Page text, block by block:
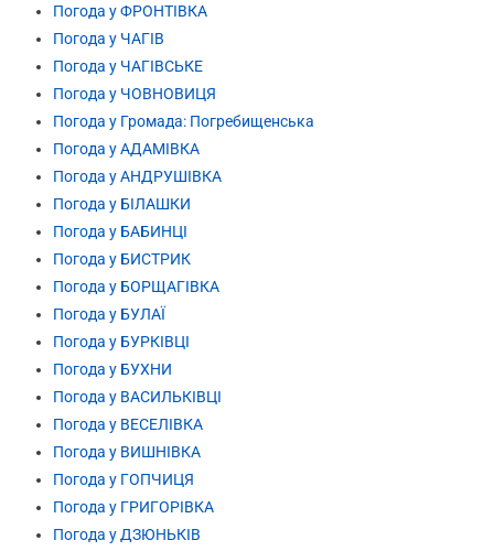
Погода у ФРОНТІВКА
Погода у ЧАГІВ
Погода у ЧАГІВСЬКЕ
Погода у ЧОВНОВИЦЯ
Погода у Громада: Погребищенська
Погода у АДАМІВКА
Погода у АНДРУШІВКА
Погода у БІЛАШКИ
Погода у БАБИНЦІ
Погода у БИСТРИК
Погода у БОРЩАГІВКА
Погода у БУЛАЇ
Погода у БУРКІВЦІ
Погода у БУХНИ
Погода у ВАСИЛЬКІВЦІ
Погода у ВЕСЕЛІВКА
Погода у ВИШНІВКА
Погода у ГОПЧИЦЯ
Погода у ГРИГОРІВКА
Погода у ДЗЮНЬКІВ